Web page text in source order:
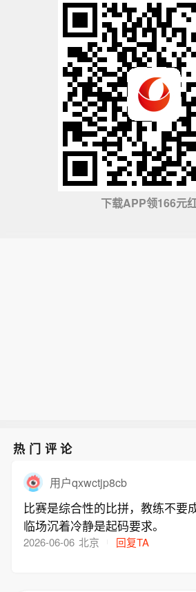
下载APP领166元
热门评论
用户qxwctjp8cb
比赛是综合性的比拼，教练不要
临场沉着冷静是起码要求。
2026-06-06 北京 回复TA